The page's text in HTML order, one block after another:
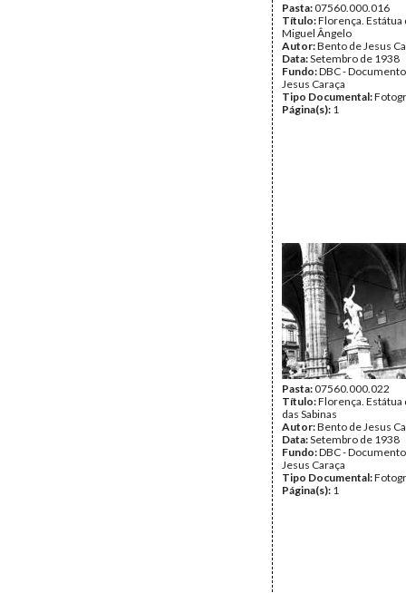
Pasta:07560.000.016
Título:Florença. Estátua
Miguel Ângelo
Autor:Bento de Jesus
Data:Setembro de 1938
Fundo:DBC -
Jesus Caraça
Tipo Documental:
Página(s): 1
Pasta:07560.000.022
Título:Florença. Estátua
das Sabinas
Autor:Bento de Jesus
Data:Setembro de 1938
Fundo:DBC -
Jesus Caraça
Tipo Documental:
Página(s): 1